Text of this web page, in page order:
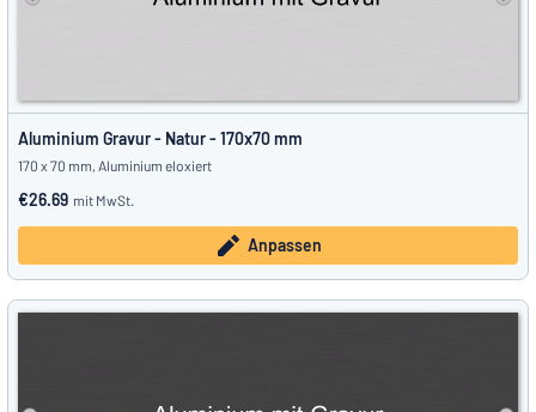
Aluminium Gravur - Natur - 170x70 mm
170 x 70 mm, Aluminium eloxiert
€26.69 mit MwSt.
Anpassen